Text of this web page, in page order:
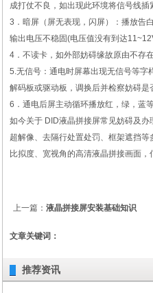
成打仗不良，如出现此环境将信号线
3．暗屏（屏无表现，闪屏）：播放告
输出电压不稳固(电压值没有到达
4．不读卡，如外部妨碍缘故原由不存
5.无信号：通电时屏幕出现无信号等字
解码板或驱动板，调换后并检察妨碍是
6．通电后屏主动循环播放红，绿，蓝
如今关于 DID液晶拼接屏常见妨碍及
超解像、去隔行处置处罚、框架遮挡
比拟度、宽视角的高清液晶拼接画面
上一篇： 液晶拼接屏安装基础知识
文章关键词：
推荐资讯